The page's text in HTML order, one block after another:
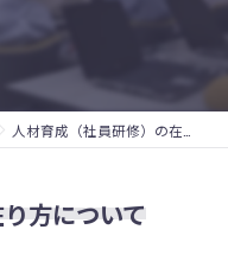
人材育成（社員研修）の在り方について
方について